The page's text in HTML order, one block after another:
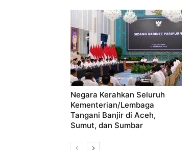
Negara Kerahkan Seluruh
Kementerian/Lembaga
Tangani Banjir di Aceh,
Sumut, dan Sumbar